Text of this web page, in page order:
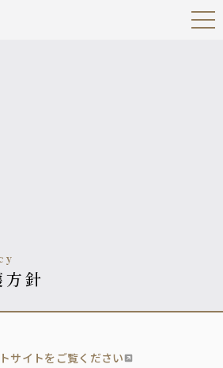
Open
Navig
方針
サイトをご覧ください